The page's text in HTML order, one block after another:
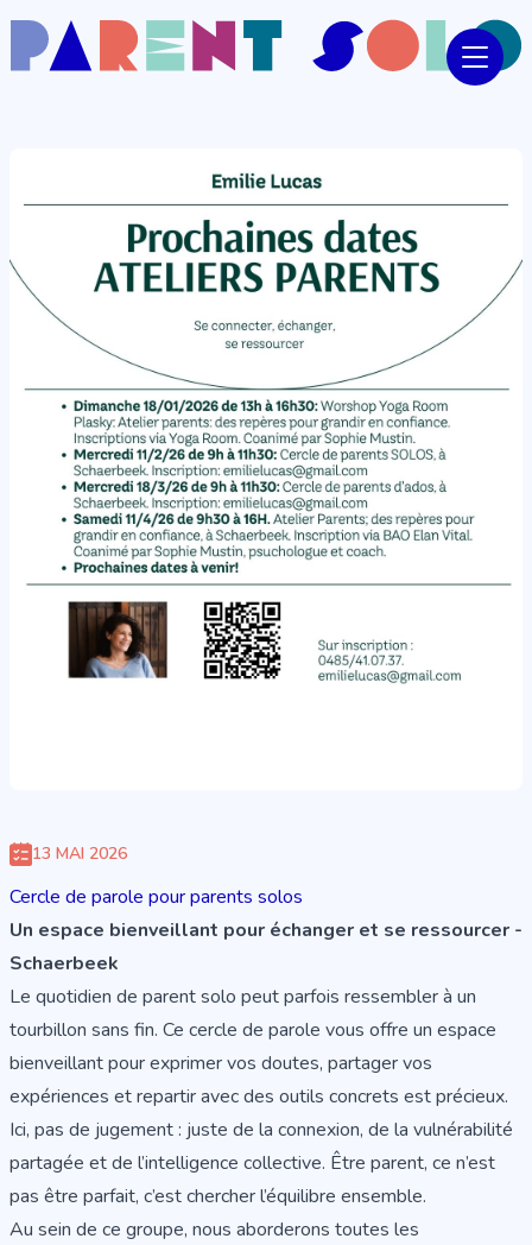
13 MAI 2026
Cercle de parole pour parents solos
Un espace bienveillant pour échanger et se ressourcer -
Schaerbeek
Le quotidien de parent solo peut parfois ressembler à un
tourbillon sans fin. Ce cercle de parole vous offre un espace
bienveillant pour exprimer vos doutes, partager vos
expériences et repartir avec des outils concrets est précieux.
Ici, pas de jugement : juste de la connexion, de la vulnérabilité
partagée et de l’intelligence collective. Être parent, ce n’est
pas être parfait, c’est chercher l’équilibre ensemble.
Au sein de ce groupe, nous aborderons toutes les